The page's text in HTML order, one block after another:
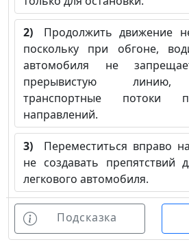
2) Продолжить движение
поскольку при обгоне,
автомобиля не
прерывистую линию,
транспортные потоки
направлений.
3) Переместиться вправо
не создавать препятствий
легкового автомобиля.
Подсказка